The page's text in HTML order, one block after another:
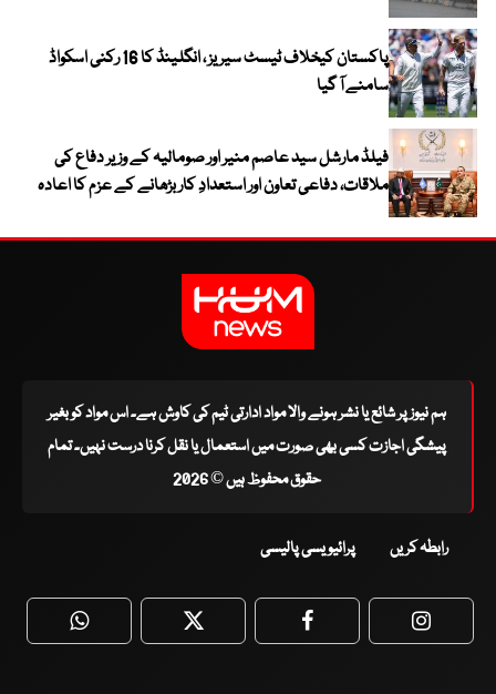
پاکستان کیخلاف ٹیسٹ سیریز ، انگلینڈ کا 16 رکنی اسکواڈ
سامنے آ گیا
فیلڈ مارشل سید عاصم منیر اور صومالیہ کے وزیر دفاع کی
ملاقات، دفاعی تعاون اور استعدادِ کار بڑھانے کے عزم کا اعادہ
ہم نیوز پر شائع یا نشر ہونے والا مواد ادارتی ٹیم کی کاوش ہے۔ اس مواد کو بغیر
پیشگی اجازت کسی بھی صورت میں استعمال یا نقل کرنا درست نہیں۔ تمام
حقوق محفوظ ہیں © 2026
رابطہ کریں پرائیویسی پالیسی
WhatsApp Twitter Facebook